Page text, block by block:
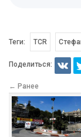
Теги: TCR
Поделиться:
← Ранее